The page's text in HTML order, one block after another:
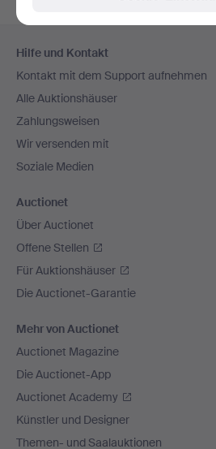
Navigation
Hilfe und Kontakt
Kontakt mit dem Support aufnehmen
Alle Auktionshäuser
Zahlungsweisen
Wir versenden mit
Soziale Medien
Auctionet
Über Auctionet
Offene Stellen
Für Auktionshäuser
Die Auctionet-Garantie
Mehr von Auctionet
Auctionet Magazine
Die Auctionet-App
Auctionet Academy
Künstler und Designer
Themen- und Saalauktionen